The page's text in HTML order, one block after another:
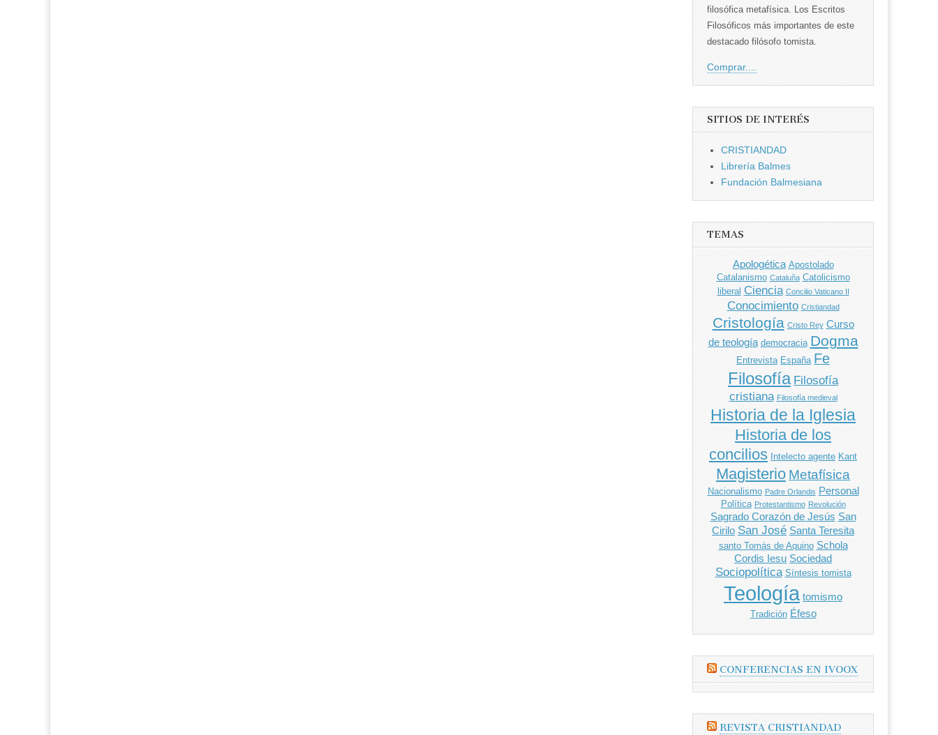
filosófica metafísica. Los Escritos
Filosóficos más importantes de este
destacado filósofo tomista.
Comprar....
SITIOS DE INTERÉS
CRISTIANDAD
Librería Balmes
Fundación Balmesiana
TEMAS
Apologética Apostolado
Catalanismo Cataluña Catolicismo
liberal Ciencia Concilio Vaticano II
Conocimiento Cristiandad
Cristología Cristo Rey Curso
de teología democracia Dogma
Entrevista España Fe
Filosofía Filosofía
cristiana Filosofía medieval
Historia de la Iglesia
Historia de los
concilios Intelecto agente Kant
Magisterio Metafísica
Nacionalismo Padre Orlandis Personal
Política Protestantismo Revolución
Sagrado Corazón de Jesús San
Cirilo San José Santa Teresita
santo Tomás de Aquino Schola
Cordis Iesu Sociedad
Sociopolítica Síntesis tomista
Teología tomismo
Tradición Éfeso
CONFERENCIAS EN IVOOX
REVISTA CRISTIANDAD